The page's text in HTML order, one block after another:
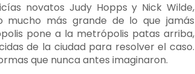
novatos Judy Hopps y Nick Wilde,
mucho más grande de lo que jamás
pone a la metrópolis patas arriba,
de la ciudad para resolver el caso.
que nunca antes imaginaron.